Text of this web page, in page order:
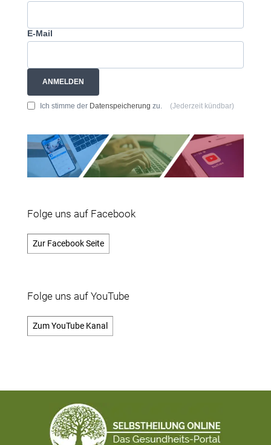
E-Mail
ANMELDEN
Ich stimme der Datenspeicherung zu. (Jederzeit kündbar)
Folge uns auf Facebook
Zur Facebook Seite
Folge uns auf YouTube
Zum YouTube Kanal